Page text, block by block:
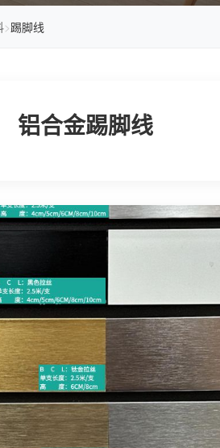
>踢脚线
铝合金踢脚线